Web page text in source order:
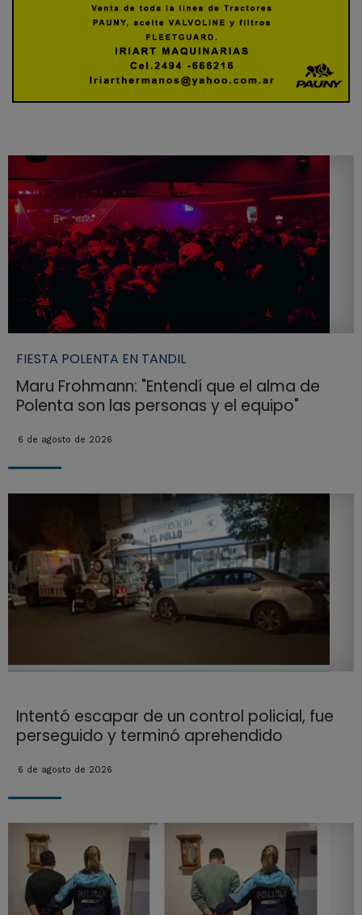
FIESTA POLENTA EN TANDIL
Maru Frohmann: "Entendí que el alma de
Polenta son las personas y el equipo"
6 de agosto de 2026
Intentó escapar de un control policial, fue
perseguido y terminó aprehendido
6 de agosto de 2026